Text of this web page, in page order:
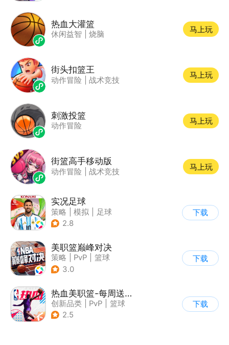
热血大灌篮
休闲益智 烧脑
马上玩
街头扣篮王
动作冒险 战术竞技
马上玩
刺激投篮
动作冒险
马上玩
街篮高手移动版
动作冒险 战术竞技
马上玩
实况足球
策略 模拟
足球
| 实况足球
2.8
下载
美职篮巅峰对决
策略 PvP
篮球
| 端游移植
3.0
下载
热血美职篮-每周送球星
创新品类 PvP
篮球
| 3v3
2.5
下载